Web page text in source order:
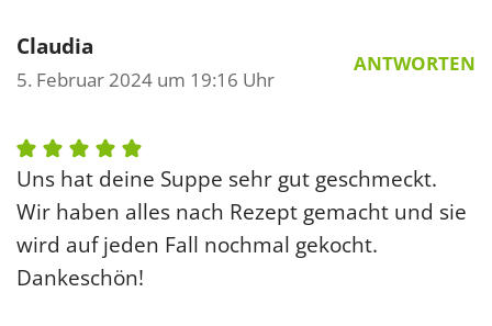
Claudia
5. Februar 2024 um 19:16 Uhr
ANTWORTEN
Uns hat deine Suppe sehr gut geschmeckt.
Wir haben alles nach Rezept gemacht und sie
wird auf jeden Fall nochmal gekocht.
Dankeschön!